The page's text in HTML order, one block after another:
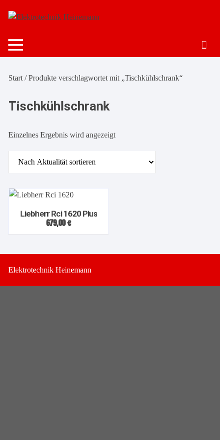
Inhalt
Start / Produkte verschlagwortet mit „Tischkühlschrank“
Tischkühlschrank
Einzelnes Ergebnis wird angezeigt
Liebherr Rci 1620 Plus
679,00€
Elektrotechnik Heinemann